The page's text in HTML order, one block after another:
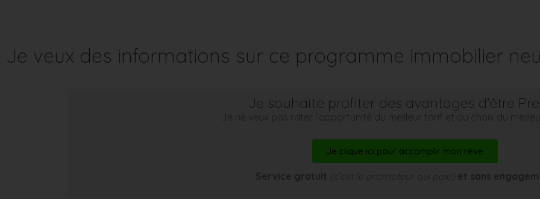
Je veux des informations sur ce programme immobilier
Je souhaite profiter des avantages d'être
Je ne veux pas rater l’opportunité du meilleur tarif et du choix du
Je clique ici pour accomplir mon rêve
Service gratuit (c’est le promoteur qui paie) et sans